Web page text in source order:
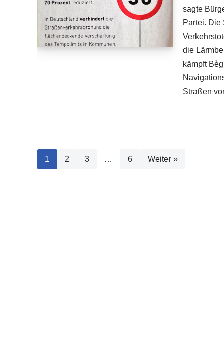
sagte
Partei. Die
die
kämpft
Straßen
1 2 3 … 6 Weiter »